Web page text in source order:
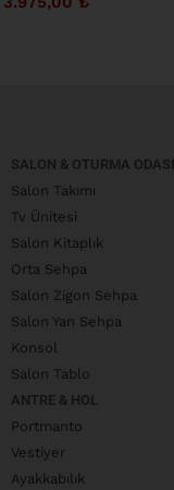
SALON & OTURMA ODASI
Salon Takımı
Tv Ünitesi
Salon Kitaplık
Orta Sehpa
Salon Zigon Sehpa
Salon Yan Sehpa
Konsol
Salon Tablo
ANTRE & HOL
Portmanto
Vestiyer
Ayakkabılık